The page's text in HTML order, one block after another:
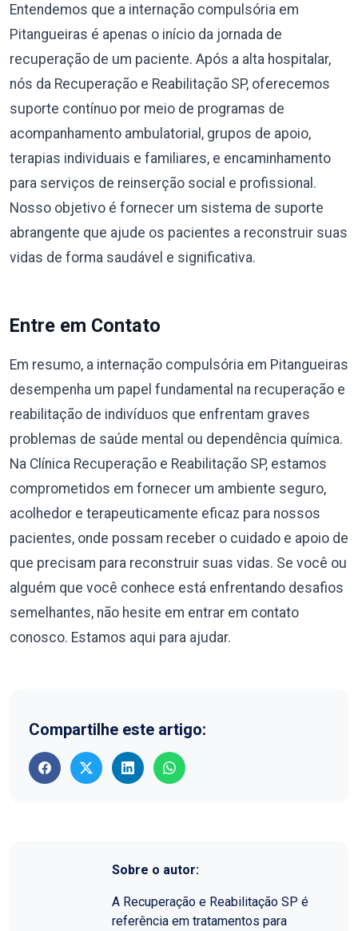
Entendemos que a internação compulsória em
Pitangueiras é apenas o início da jornada de
recuperação de um paciente. Após a alta hospitalar,
nós da Recuperação e Reabilitação SP, oferecemos
suporte contínuo por meio de programas de
acompanhamento ambulatorial, grupos de apoio,
terapias individuais e familiares, e encaminhamento
para serviços de reinserção social e profissional.
Nosso objetivo é fornecer um sistema de suporte
abrangente que ajude os pacientes a reconstruir suas
vidas de forma saudável e significativa.
Entre em Contato
Em resumo, a internação compulsória em Pitangueiras
desempenha um papel fundamental na recuperação e
reabilitação de indivíduos que enfrentam graves
problemas de saúde mental ou dependência química.
Na Clínica Recuperação e Reabilitação SP, estamos
comprometidos em fornecer um ambiente seguro,
acolhedor e terapeuticamente eficaz para nossos
pacientes, onde possam receber o cuidado e apoio de
que precisam para reconstruir suas vidas. Se você ou
alguém que você conhece está enfrentando desafios
semelhantes, não hesite em entrar em contato
conosco. Estamos aqui para ajudar.
Compartilhe este artigo:
Sobre o autor:
A Recuperação e Reabilitação SP é
referência em tratamentos para